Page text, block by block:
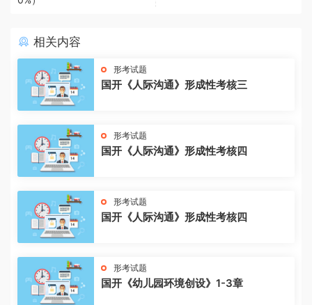
相关内容
形考试题
国开《人际沟通》形成性考核三
形考试题
国开《人际沟通》形成性考核四
形考试题
国开《人际沟通》形成性考核四
形考试题
国开《幼儿园环境创设》1-3章